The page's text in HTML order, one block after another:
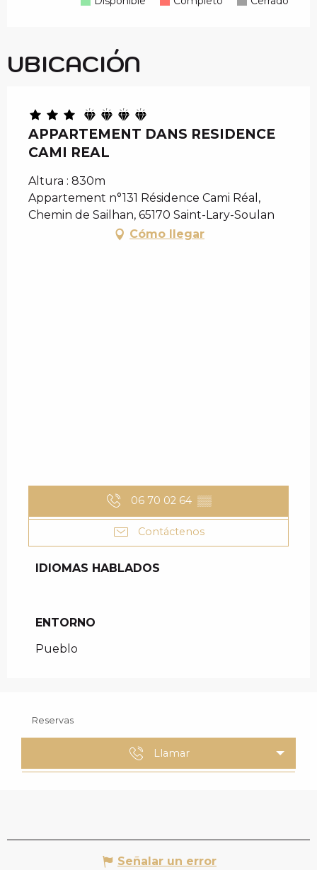
UBICACIÓN
APPARTEMENT DANS RESIDENCE
CAMI REAL
Altura : 830m
Appartement n°131 Résidence Cami Réal,
Chemin de Sailhan, 65170 Saint-Lary-Soulan
Cómo llegar
06 70 02 64 ▒▒
Contáctenos
IDIOMAS HABLADOS
IDIOMAS HABLADOS
ENTORNO
ENTORNO
Pueblo
Reservas
Llamar
Señalar un error